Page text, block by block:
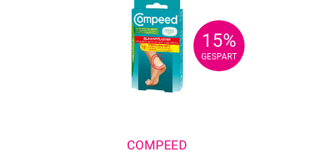
15%
GESPART
15%
GESPART
COMPEED